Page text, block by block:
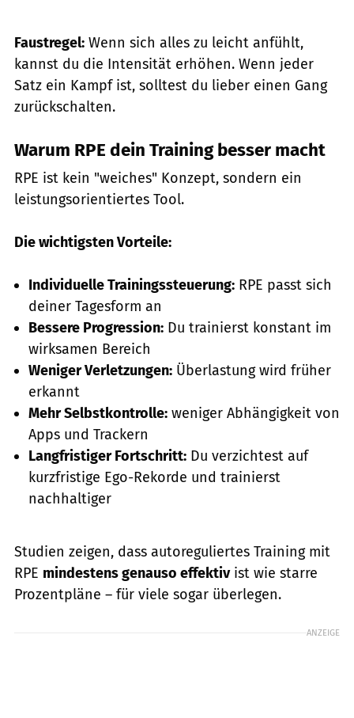
Faustregel: Wenn sich alles zu leicht anfühlt,
kannst du die Intensität erhöhen. Wenn jeder
Satz ein Kampf ist, solltest du lieber einen Gang
zurückschalten.
Warum RPE dein Training besser macht
RPE ist kein "weiches" Konzept, sondern ein
leistungsorientiertes Tool.
Die wichtigsten Vorteile:
Individuelle Trainingssteuerung: RPE passt sich
deiner Tagesform an
Bessere Progression: Du trainierst konstant im
wirksamen Bereich
Weniger Verletzungen: Überlastung wird früher
erkannt
Mehr Selbstkontrolle: weniger Abhängigkeit von
Apps und Trackern
Langfristiger Fortschritt: Du verzichtest auf
kurzfristige Ego-Rekorde und trainierst
nachhaltiger
Studien zeigen, dass autoreguliertes Training mit
RPE mindestens genauso effektivist wie starre
Prozentpläne – für viele sogar überlegen.
ANZEIGE